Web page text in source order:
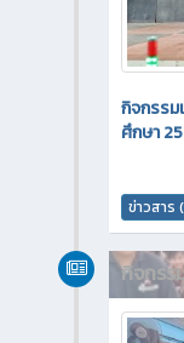
กิจกรรม
ศึกษา
ข่าวสาร
กิจกรร